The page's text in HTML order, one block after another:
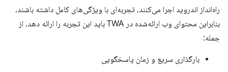
راه‌انداز اندروید اجرا می‌کنند، تجربه‌ای با ویژگی‌های کامل داشته باشند،
بنابراین محتوای وب ارائه‌شده در TWA باید این تجربه را ارائه دهد، از
جمله:
بارگذاری سریع و زمان پاسخگویی